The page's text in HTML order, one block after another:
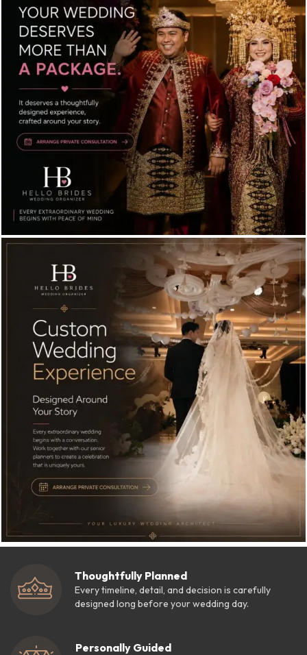
Thoughtfully Planned
Every timeline, detail, and decision is carefully
designed long before your wedding day.
Personally Guided